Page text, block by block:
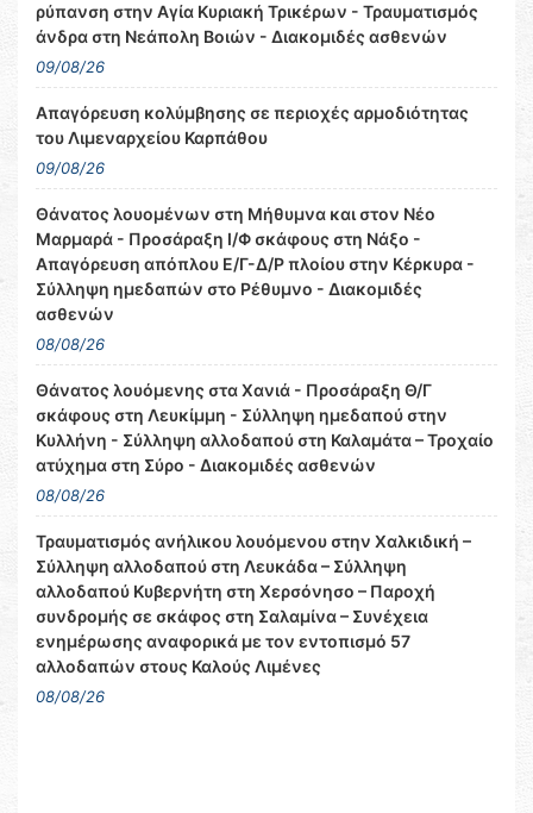
ρύπανση στην Αγία Κυριακή Τρικέρων - Τραυματισμός
άνδρα στη Νεάπολη Βοιών - Διακομιδές ασθενών
09/08/26
Απαγόρευση κολύμβησης σε περιοχές αρμοδιότητας
του Λιμεναρχείου Καρπάθου
09/08/26
Θάνατος λουομένων στη Μήθυμνα και στον Νέο
Μαρμαρά - Προσάραξη Ι/Φ σκάφους στη Νάξο -
Απαγόρευση απόπλου Ε/Γ-Δ/Ρ πλοίου στην Κέρκυρα -
Σύλληψη ημεδαπών στο Ρέθυμνο - Διακομιδές
ασθενών
08/08/26
Θάνατος λουόμενης στα Χανιά - Προσάραξη Θ/Γ
σκάφους στη Λευκίμμη - Σύλληψη ημεδαπού στην
Κυλλήνη - Σύλληψη αλλοδαπού στη Καλαμάτα – Τροχαίο
ατύχημα στη Σύρο - Διακομιδές ασθενών
08/08/26
Τραυματισμός ανήλικου λουόμενου στην Χαλκιδική –
Σύλληψη αλλοδαπού στη Λευκάδα – Σύλληψη
αλλοδαπού Κυβερνήτη στη Χερσόνησο – Παροχή
συνδρομής σε σκάφος στη Σαλαμίνα – Συνέχεια
ενημέρωσης αναφορικά με τον εντοπισμό 57
αλλοδαπών στους Καλούς Λιμένες
08/08/26